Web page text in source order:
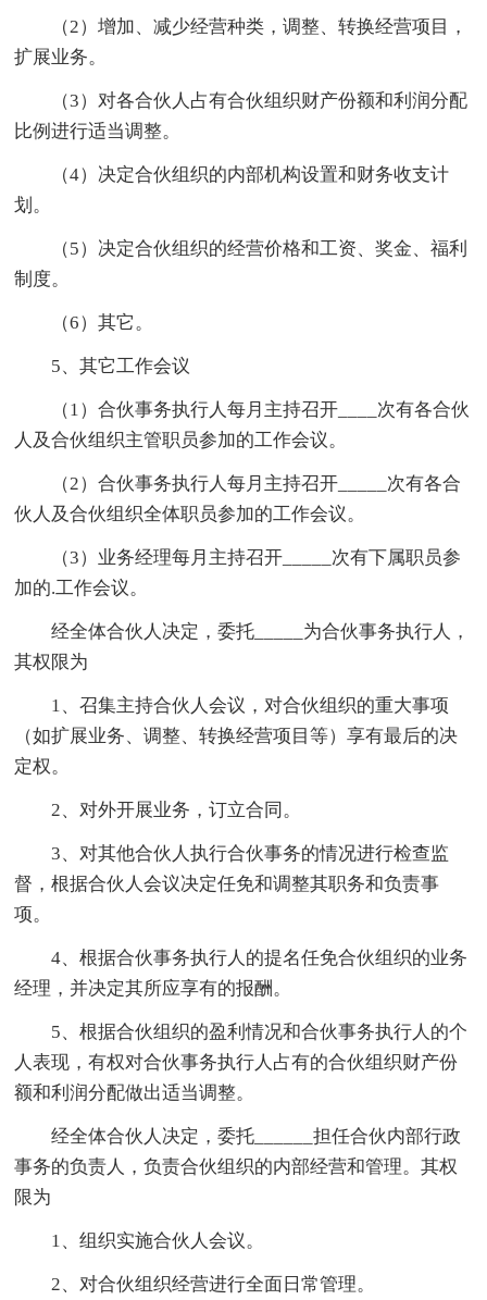
（2）增加、减少经营种类，调整、转换经营项目，
扩展业务。
（3）对各合伙人占有合伙组织财产份额和利润分配
比例进行适当调整。
（4）决定合伙组织的内部机构设置和财务收支计
划。
（5）决定合伙组织的经营价格和工资、奖金、福利
制度。
（6）其它。
5、其它工作会议
（1）合伙事务执行人每月主持召开____次有各合伙
人及合伙组织主管职员参加的工作会议。
（2）合伙事务执行人每月主持召开_____次有各合
伙人及合伙组织全体职员参加的工作会议。
（3）业务经理每月主持召开_____次有下属职员参
加的.工作会议。
经全体合伙人决定，委托_____为合伙事务执行人，
其权限为
1、召集主持合伙人会议，对合伙组织的重大事项
（如扩展业务、调整、转换经营项目等）享有最后的决
定权。
2、对外开展业务，订立合同。
3、对其他合伙人执行合伙事务的情况进行检查监
督，根据合伙人会议决定任免和调整其职务和负责事
项。
4、根据合伙事务执行人的提名任免合伙组织的业务
经理，并决定其所应享有的报酬。
5、根据合伙组织的盈利情况和合伙事务执行人的个
人表现，有权对合伙事务执行人占有的合伙组织财产份
额和利润分配做出适当调整。
经全体合伙人决定，委托______担任合伙内部行政
事务的负责人，负责合伙组织的内部经营和管理。其权
限为
1、组织实施合伙人会议。
2、对合伙组织经营进行全面日常管理。